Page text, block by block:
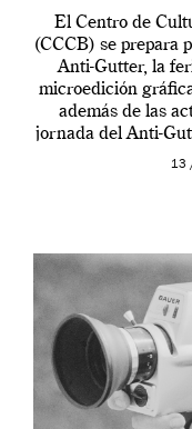
El Centro de
(CCCB) se prepara
Anti-Gutter, la
microedición
además de las
jornada del Anti-
13